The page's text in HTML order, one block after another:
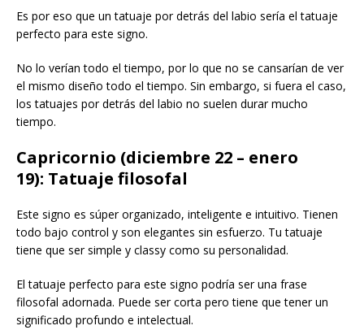
Es por eso que un tatuaje por detrás del labio sería el tatuaje
perfecto para este signo.
No lo verían todo el tiempo, por lo que no se cansarían de ver
el mismo diseño todo el tiempo. Sin embargo, si fuera el caso,
los tatuajes por detrás del labio no suelen durar mucho
tiempo.
Capricornio (diciembre 22 – enero
19): Tatuaje filosofal
Este signo es súper organizado, inteligente e intuitivo. Tienen
todo bajo control y son elegantes sin esfuerzo. Tu tatuaje
tiene que ser simple y classy como su personalidad.
El tatuaje perfecto para este signo podría ser una frase
filosofal adornada. Puede ser corta pero tiene que tener un
significado profundo e intelectual.